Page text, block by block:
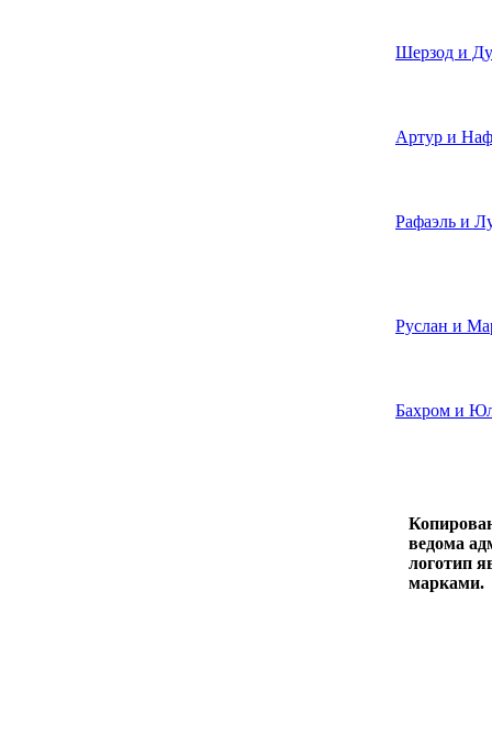
Шерзод и
Артур и
Рафаэль и
Руслан и
Бахром и
ведома
логотип
марками.